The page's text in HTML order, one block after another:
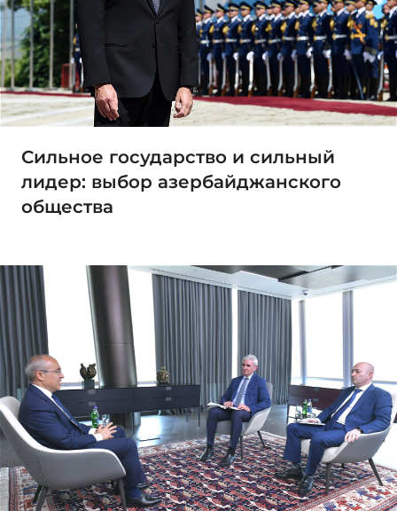
Сильное государство и сильный
лидер: выбор азербайджанского
общества